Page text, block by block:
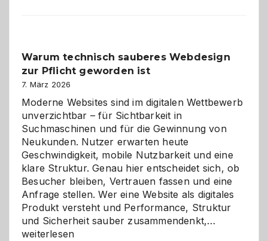
den
Logikrätseln
Warum technisch sauberes Webdesign
zur Pflicht geworden ist
7. März 2026
Moderne Websites sind im digitalen Wettbewerb
unverzichtbar – für Sichtbarkeit in
Suchmaschinen und für die Gewinnung von
Neukunden. Nutzer erwarten heute
Geschwindigkeit, mobile Nutzbarkeit und eine
klare Struktur. Genau hier entscheidet sich, ob
Besucher bleiben, Vertrauen fassen und eine
Anfrage stellen. Wer eine Website als digitales
Produkt versteht und Performance, Struktur
und Sicherheit sauber zusammendenkt,…
weiterlesen